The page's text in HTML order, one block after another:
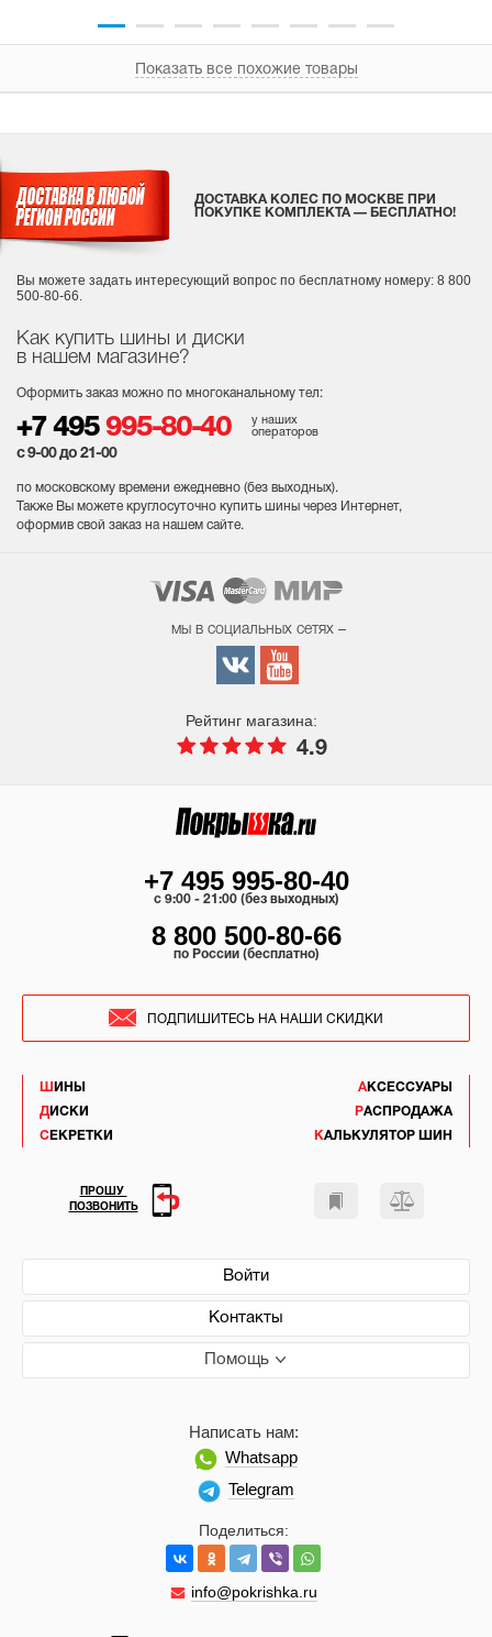
Показать все похожие товары
Как купить шины и диски
в нашем магазине?
Оформить заказ можно по многоканальному тел:
+7 495 995-80-40
у наших
операторов
с 9-00 до 21-00
по московскому времени ежедневно (без выходных).
Также Вы можете круглосуточно купить шины через Интернет,
оформив свой заказ на нашем сайте.
ДОСТАВКА КОЛЕС ПО МОСКВЕ ПРИ
ПОКУПКЕ КОМПЛЕКТА — БЕСПЛАТНО!
Вы можете задать интересующий вопрос по бесплатному номеру: 8 800
500-80-66.
мы в социальных сетях –
Рейтинг магазина:
4.9
ШИНЫ
ДИСКИ
СЕКРЕТКИ
АКСЕССУАРЫ
РАСПРОДАЖА
КАЛЬКУЛЯТОР ШИН
Войти
Контакты
Помощь
Поделиться:
info@pokrishka.ru
Написать нам:
Whatsapp
Telegram
+7 495 995-80-40
c 9:00 - 21:00 (без выходных)
8 800 500-80-66
по России (бесплатно)
ПОДПИШИТЕСЬ НА НАШИ СКИДКИ
ПРОШУ
ПОЗВОНИТЬ